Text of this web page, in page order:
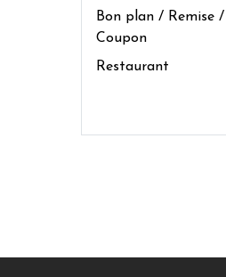
Bon plan / Remise
Coupon
Restaurant